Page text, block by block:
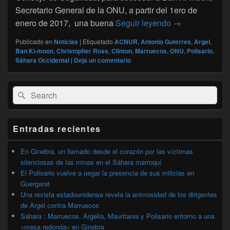
Secretario General de la ONU, a partir del 1ero de
enero de 2017, una buena Seguir leyendo Oficial: El
→
Publicado en Noticias | Etiquetado ACNUR, Antonio Guterres, Argel,
Ban Ki-moon, Christopher Ross, Clinton, Marruecos, ONU, Polisario,
Sáhara Occidental | Deja un comentario
El
área
de
widget
lateral
primaria
Buscar
por:
Buscar
Entradas recientes
En Ginebra, un llamado desde el corazón por las víctimas
silenciosas de las minas en el Sáhara marroquí
El Polisario vuelve a negar la presencia de sus milicias en
Guergarat
Una revista estadounidense revela la animosidad de los dirigentes
de Argel contra Marruecos
Sahara : Marruecos, Argelia, Mauritania y Polisario entorno a una
«mesa redonda» en Ginebra